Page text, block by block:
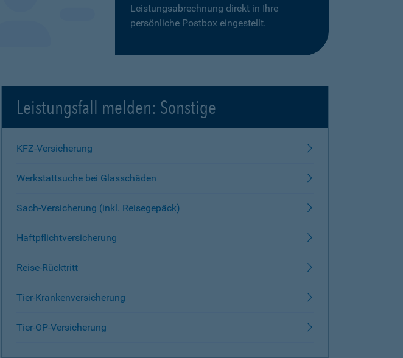
Leistungsabrechnung direkt in Ihre
persönliche Postbox eingestellt.
Leistungsfall melden: Sonstige
KFZ-Versicherung
Werkstattsuche bei Glasschäden
Sach-Versicherung (inkl. Reisegepäck)
Haftpflichtversicherung
Reise-Rücktritt
Tier-Krankenversicherung
Tier-OP-Versicherung